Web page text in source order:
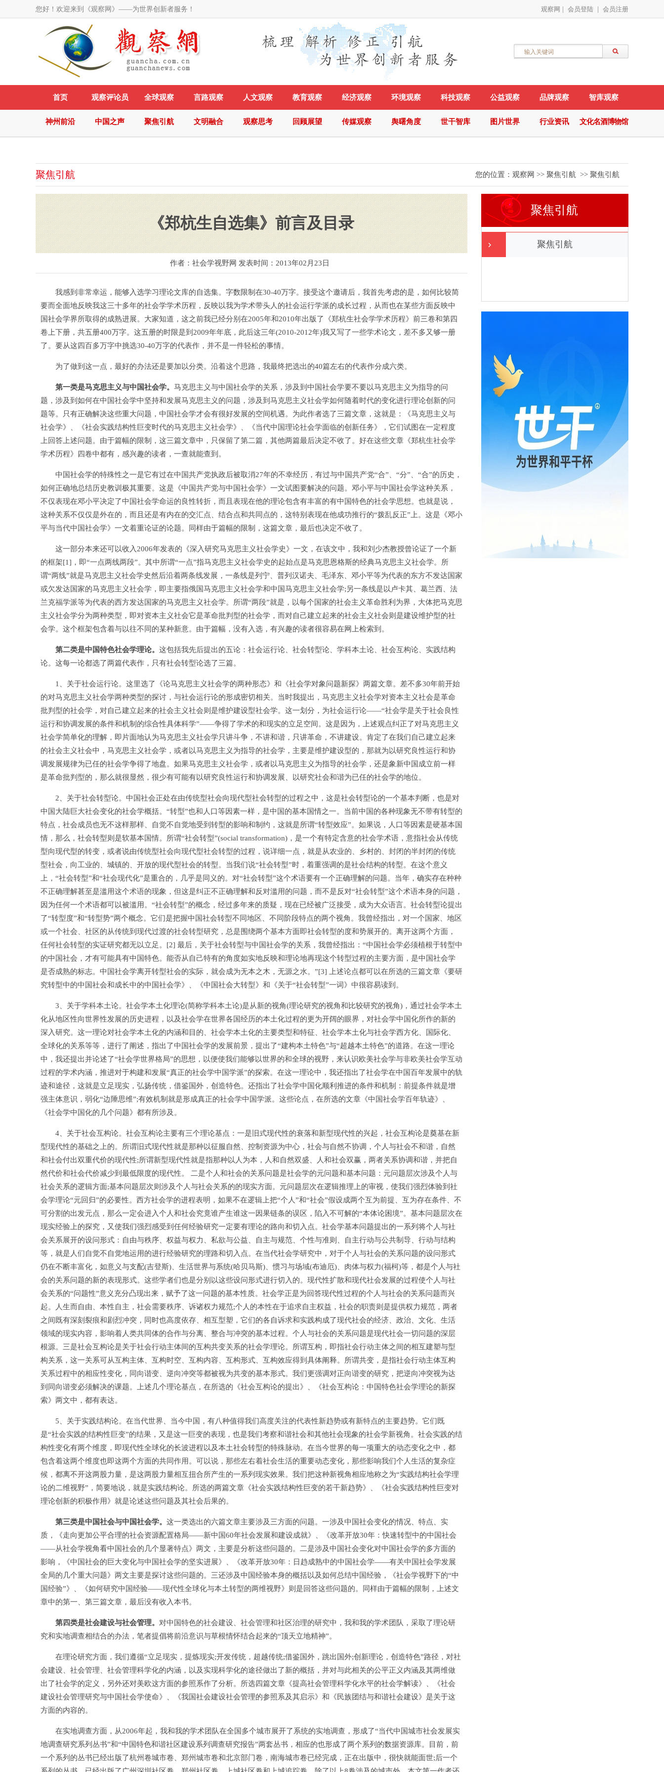
您好！欢迎来到《观察网》——为世界创新者服务！ 观察网 会员登陆 会员注册
首页 观察评论员 全球观察 言路观察 人文观察 教育观察 经济观察 环境观察 科技观察 公益观察 品牌观察 智库观察
神州前沿 中国之声 聚焦引航 文明融合 观察思考 回顾展望 传媒观察 舆曙角度 世干智库 图片世界 行业资讯 文化名酒博物馆
聚焦引航 您的位置： 观察网 >> 聚焦引航 >> 聚焦引航
《郑杭生自选集》前言及目录
作者：社会学视野网 发表时间： 2013年02月23日
我感到非常幸运，能够入选学习理论文库的自选集。字数限制在30-40万字。接受这个邀请后，我首先考虑的是，如何比较简
要而全面地反映我这三十多年的社会学学术历程，反映以我为学术带头人的社会运行学派的成长过程，从而也在某些方面反映中
国社会学界所取得的成熟进展。大家知道，这之前我已经分别在2005年和2010年出版了《郑杭生社会学学术历程》前三卷和第四
卷上下册，共五册400万字。这五册的时限是到2009年年底，此后这三年(2010-2012年)我又写了一些学术论文，差不多又够一册
了。要从这四百多万字中挑选30-40万字的代表作，并不是一件轻松的事情。
为了做到这一点，最好的办法还是要加以分类。沿着这个思路，我最终把选出的40篇左右的代表作分成六类。
第一类是马克思主义与中国社会学。 马克思主义与中国社会学的关系，涉及到中国社会学要不要以马克思主义为指导的问
题，涉及到如何在中国社会学中坚持和发展马克思主义的问题，涉及到马克思主义社会学如何随着时代的变化进行理论创新的问
题等。只有正确解决这些重大问题，中国社会学才会有很好发展的空间机遇。为此作者选了三篇文章，这就是：《马克思主义与
社会学》、《社会实践结构性巨变时代的马克思主义社会学》、《当代中国理论社会学面临的创新任务》，它们试图在一定程度
上回答上述问题。由于篇幅的限制，这三篇文章中，只保留了第二篇，其他两篇最后决定不收了。好在这些文章《郑杭生社会学
学术历程》四卷中都有，感兴趣的读者，一查就能查到。
中国社会学的特殊性之一是它有过在中国共产党执政后被取消27年的不幸经历，有过与中国共产党“合”、“分”、“合”的历史，
如何正确地总结历史教训极其重要。这是《中国共产党与中国社会学》一文试图要解决的问题。邓小平与中国社会学这种关系，
不仅表现在邓小平决定了中国社会学命运的良性转折，而且表现在他的理论包含有丰富的有中国特色的社会学思想。也就是说，
这种关系不仅仅是外在的，而且还是有内在的交汇点、结合点和共同点的，这特别表现在他成功推行的“拨乱反正”上。这是《邓小
平与当代中国社会学》一文着重论证的论题。同样由于篇幅的限制，这篇文章，最后也决定不收了。
这一部分本来还可以收入2006年发表的《深入研究马克思主义社会学史》一文，在该文中，我和刘少杰教授曾论证了一个新
的框架[1]，即“一点两线两段”。其中所谓“一点”指马克思主义社会学史的起始点是马克思恩格斯的经典马克思主义社会学。所
谓“两线”就是马克思主义社会学史然后沿着两条线发展，一条线是列宁、普列汉诺夫、毛泽东、邓小平等为代表的东方不发达国家
或欠发达国家的马克思主义社会学，即主要指俄国马克思主义社会学和中国马克思主义社会学;另一条线是以卢卡其、葛兰西、法
兰克福学派等为代表的西方发达国家的马克思主义社会学。所谓“两段”就是，以每个国家的社会主义革命胜利为界，大体把马克思
主义社会学分为两种类型，即对资本主义社会它是革命批判型的社会学，而对自己建立起来的社会主义社会则是建设维护型的社
会学。这个框架包含着与以往不同的某种新意。由于篇幅，没有入选，有兴趣的读者很容易在网上检索到。
第二类是中国特色社会学理论。 这包括我先后提出的五论：社会运行论、社会转型论、学科本土论、社会互构论、实践结构
论。这每一论都选了两篇代表作，只有社会转型论选了三篇。
1、关于社会运行论。这里选了《论马克思主义社会学的两种形态》和《社会学对象问题新探》两篇文章。差不多30年前开始
的对马克思主义社会学两种类型的探讨，与社会运行论的形成密切相关。当时我提出，马克思主义社会学对资本主义社会是革命
批判型的社会学，对自己建立起来的社会主义社会则是维护建设型社会学。这一划分，为社会运行论——“社会学是关于社会良性
运行和协调发展的条件和机制的综合性具体科学”——争得了学术的和现实的立足空间。这是因为，上述观点纠正了对马克思主义
社会学简单化的理解，即片面地认为马克思主义社会学只讲斗争，不讲和谐，只讲革命，不讲建设。肯定了在我们自己建立起来
的社会主义社会中，马克思主义社会学，或者以马克思主义为指导的社会学，主要是维护建设型的，那就为以研究良性运行和协
调发展规律为已任的社会学争得了地盘。如果马克思主义社会学，或者以马克思主义为指导的社会学，还是象新中国成立前一样
是革命批判型的，那么就很显然，很少有可能有以研究良性运行和协调发展、以研究社会和谐为已任的社会学的地位。
2、关于社会转型论。中国社会正处在由传统型社会向现代型社会转型的过程之中，这是社会转型论的一个基本判断，也是对
中国大陆巨大社会变化的社会学概括。“转型”也和人口等因素一样，是中国的基本国情之一。当前中国的各种现象无不带有转型的
特点，社会成员也无不这样那样、自觉不自觉地受到转型的影响和制约，这就是所谓“转型效应”。如果说，人口等因素是硬基本国
情，那么，社会转型则是软基本国情。所谓“社会转型”(social transformation)，是一个有特定含意的社会学术语，意指社会从传统
型向现代型的转变，或者说由传统型社会向现代型社会转型的过程，说详细一点，就是从农业的、乡村的、封闭的半封闭的传统
型社会，向工业的、城镇的、开放的现代型社会的转型。当我们说“社会转型”时，着重强调的是社会结构的转型。在这个意义
上，“社会转型”和“社会现代化”是重合的，几乎是同义的。对“社会转型”这个术语要有一个正确理解的问题。当年，确实存在种种
不正确理解甚至是滥用这个术语的现象，但这是纠正不正确理解和反对滥用的问题，而不是反对“社会转型”这个术语本身的问题，
因为任何一个术语都可以被滥用。“社会转型”的概念，经过多年来的质疑，现在已经被广泛接受，成为大众语言。社会转型论提出
了“转型度”和“转型势”两个概念。它们是把握中国社会转型不同地区、不同阶段特点的两个视角。我曾经指出，对一个国家、地区
或一个社会、社区的从传统到现代过渡的社会转型研究，总是围绕两个基本方面即社会转型的度和势展开的。离开这两个方面，
任何社会转型的实证研究都无以立足。[2] 最后，关于社会转型与中国社会学的关系，我曾经指出：“中国社会学必须植根于转型中
的中国社会，才有可能具有中国特色。能否从自己特有的角度如实地反映和理论地再现这个转型过程的主要方面，是中国社会学
是否成熟的标志。中国社会学离开转型社会的实际，就会成为无本之木，无源之水。”[3] 上述论点都可以在所选的三篇文章《要研
究转型中的中国社会和成长中的中国社会学》、《中国社会大转型》和《关于“社会转型”一词》中很容易读到。
3、关于学科本土论。社会学本土化理论(简称学科本土论)是从新的视角(理论研究的视角和比较研究的视角)，通过社会学本土
化从地区性向世界性发展的历史进程，以及社会学在世界各国经历的本土化过程的更为开阔的眼界，对社会学中国化所作的新的
深入研究。这一理论对社会学本土化的内涵和目的、社会学本土化的主要类型和特征、社会学本土化与社会学西方化、国际化、
全球化的关系等等，进行了阐述，指出了中国社会学的发展前景，提出了“建构本土特色”与“超越本土特色”的道路。在这一理论
中，我还提出并论述了“社会学世界格局”的思想，以便使我们能够以世界的和全球的视野，来认识欧美社会学与非欧美社会学互动
过程的学术内涵，推进对于构建和发展“真正的社会学中国学派”的探索。在这一理论中，我还指出了社会学在中国百年发展中的轨
迹和途径，这就是立足现实，弘扬传统，借鉴国外，创造特色。还指出了社会学中国化顺利推进的条件和机制：前提条件就是增
强主体意识，弱化“边陲思维”;有效机制就是形成真正的社会学中国学派。这些论点，在所选的文章《中国社会学百年轨迹》、
《社会学中国化的几个问题》都有所涉及。
4、关于社会互构论。社会互构论主要有三个理论基点：一是旧式现代性的衰落和新型现代性的兴起，社会互构论是奠基在新
型现代性的基础之上的。所谓旧式现代性就是那种以征服自然、控制资源为中心，社会与自然不协调，个人与社会不和谐，自然
和社会付出双重代价的现代性;所谓新型现代性就是指那种以人为本，人和自然双盛、人和社会双赢，两者关系协调和谐，并把自
然代价和社会代价减少到最低限度的现代性。 二是个人和社会的关系问题是社会学的元问题和基本问题：元问题层次涉及个人与
社会关系的逻辑方面;基本问题层次则涉及个人与社会关系的的现实方面。元问题层次在逻辑推理上的审视，使我们强烈体验到社
会学理论“元回归”的必要性。西方社会学的进程表明，如果不在逻辑上把“个人”和“社会”假设成两个互为前提、互为存在条件、不
可分割的出发元点，那么一定会进入个人和社会究竟谁产生谁这一因果链条的误区，陷入不可解的“本体论困境”。基本问题层次在
现实经验上的探究，又使我们强烈感受到任何经验研究一定要有理论的路向和切入点。社会学基本问题提出的一系列将个人与社
会关系展开的设问形式：自由与秩序、权益与权力、私欲与公益、自主与规范、个性与准则、自主行动与公共制导、行动与结构
等，就是人们自觉不自觉地运用的进行经验研究的理路和切入点。在当代社会学研究中，对于个人与社会的关系问题的设问形式
仍在不断丰富化，如意义与支配(吉登斯)、生活世界与系统(哈贝马斯)、惯习与场域(布迪厄)、肉体与权力(福柯)等，都是个人与社
会的关系问题的新的表现形式。这些学者们也是分别以这些设问形式进行切入的。现代性扩散和现代社会发展的过程使个人与社
会关系的“问题性”意义充分凸现出来，赋予了这一问题的基本性质。社会学正是为回答现代性过程的个人与社会的关系问题而兴
起。人生而自由、本性自主，社会需要秩序、诉诸权力规范;个人的本性在于追求自主权益，社会的职责则是提供权力规范，两者
之间既有深刻裂痕和剧烈冲突，同时也高度依存、相互型塑，它们的各自诉求和实践构成了现代社会的经济、政治、文化、生活
领域的现实内容，影响着人类共同体的合作与分离、整合与冲突的基本过程。个人与社会的关系问题是现代社会一切问题的深层
根源。三是社会互构论是关于社会行动主体间的互构共变关系的社会学理论。所谓互构，即指社会行动主体之间的相互建塑与型
构关系，这一关系可从互构主体、互构时空、互构内容、互构形式、互构效应得到具体阐释。所谓共变，是指社会行动主体互构
关系过程中的相应性变化，同向谐变、逆向冲突等都被视为共变的基本形式。我们更强调对正向谐变的研究，把逆向冲突视为达
到同向谐变必须解决的课题。上述几个理论基点，在所选的《社会互构论的提出》、《社会互构论：中国特色社会学理论的新探
索》两文中，都有表达。
5、关于实践结构论。在当代世界、当今中国，有八种值得我们高度关注的代表性新趋势或有新特点的主要趋势。它们既
是“社会实践的结构性巨变”的结果，又是这一巨变的表现，也是我们考察和谐社会和其他社会现象的社会学新视角。社会实践的结
构性变化有两个维度，即现代性全球化的长波进程以及本土社会转型的特殊脉动。在当今世界的每一项重大的动态变化之中，都
包含着这两个维度也即这两个方面的共同作用。可以说，那些左右着社会生活的重要动态变化，那些影响我们个人生活的复杂症
候，都离不开这两股力量，是这两股力量相互扭合所产生的一系列现实效果。我们把这种新视角相应地称之为“实践结构社会学理
论的二维视野”，简要地说，就是实践结构论。所选的两篇文章《社会实践结构性巨变的若干新趋势》、《社会实践结构性巨变对
理论创新的积极作用》就是论述这些问题及其社会后果的。
第三类是中国社会与中国社会学。 这一类选出的六篇文章主要涉及三方面的问题。一涉及中国社会变化的情况、特点、实
质，《走向更加公平合理的社会资源配置格局——新中国60年社会发展和建设成就》、《改革开放30年：快速转型中的中国社会
——从社会学视角看中国社会的几个显著特点》两文，主要是分析这些问题的。二是涉及中国社会变化对中国社会学的多方面的
影响，《中国社会的巨大变化与中国社会学的坚实进展》、《改革开放30年：日趋成熟中的中国社会学——有关中国社会学发展
全局的几个重大问题》两文主要是探讨这些问题的。三还涉及中国经验本身的概括以及如何总结中国经验，《社会学视野下的“中
国经验”》、《如何研究中国经验——现代性全球化与本土转型的两维视野》则是回答这些问题的。同样由于篇幅的限制，上述文
章中的第一、第三篇文章，最后没有收入本书。
第四类是社会建设与社会管理。 对中国特色的社会建设、社会管理和社区治理的研究中，我和我的学术团队，采取了理论研
究和实地调查相结合的办法，笔者提倡将前沿意识与草根情怀结合起来的“顶天立地精神”。
在理论研究方面，我们遵循“立足现实，提炼现实;开发传统，超越传统;借鉴国外，跳出国外;创新理论，创造特色”路径，对社
会建设、社会管理、社会管理科学化的内涵，以及实现科学化的途径做出了新的概括，并对与此相关的公平正义内涵及其两维做
出了社会学的定义，另外还对美欧这方面的参照系作了分析。所选四篇文章《提高社会管理科学化水平的社会学解读》、《社会
建设社会管理研究与中国社会学使命》、《我国社会建设社会管理的参照系及其启示》和《民族团结与和谐社会建设》是关于这
方面的内容的。
在实地调查方面，从2006年起，我和我的学术团队在全国多个城市展开了系统的实地调查，形成了“当代中国城市社会发展实
地调查研究系列丛书”和“中国特色和谐社区建设系列调查研究报告”两套丛书，相应的也形成了两个系列的数据资源库。目前，前
一个系列的丛书已经出版了杭州卷城市卷、郑州城市卷和北京部门卷，南海城市卷已经完成，正在出版中，很快就能面世;后一个
聚焦引航
聚焦引航